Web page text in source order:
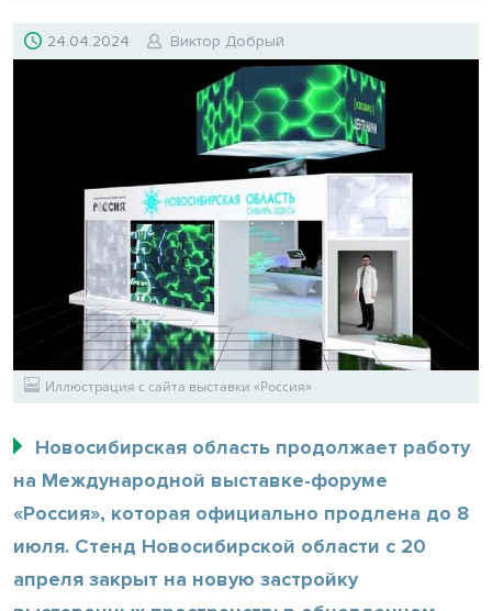
24.04.2024 Виктор Добрый
Иллюстрация с сайта выставки «Россия»
Новосибирская область продолжает работу
на Международной выставке-форуме
«Россия», которая официально продлена до 8
июля. Стенд Новосибирской области с 20
апреля закрыт на новую застройку